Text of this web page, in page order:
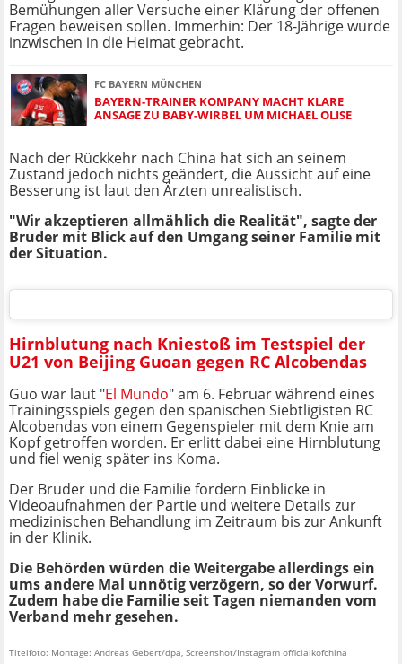
Bemühungen aller Versuche einer Klärung der offenen
Fragen beweisen sollen. Immerhin: Der 18-Jährige wurde
inzwischen in die Heimat gebracht.
FC BAYERN MÜNCHEN
BAYERN-TRAINER KOMPANY MACHT KLARE
ANSAGE ZU BABY-WIRBEL UM MICHAEL OLISE
Nach der Rückkehr nach China hat sich an seinem
Zustand jedoch nichts geändert, die Aussicht auf eine
Besserung ist laut den Ärzten unrealistisch.
"Wir akzeptieren allmählich die Realität", sagte der
Bruder mit Blick auf den Umgang seiner Familie mit
der Situation.
Hirnblutung nach Kniestoß im Testspiel der
U21 von Beijing Guoan gegen RC Alcobendas
Guo war laut "El Mundo" am 6. Februar während eines
Trainingsspiels gegen den spanischen Siebtligisten RC
Alcobendas von einem Gegenspieler mit dem Knie am
Kopf getroffen worden. Er erlitt dabei eine Hirnblutung
und fiel wenig später ins Koma.
Der Bruder und die Familie fordern Einblicke in
Videoaufnahmen der Partie und weitere Details zur
medizinischen Behandlung im Zeitraum bis zur Ankunft
in der Klinik.
Die Behörden würden die Weitergabe allerdings ein
ums andere Mal unnötig verzögern, so der Vorwurf.
Zudem habe die Familie seit Tagen niemanden vom
Verband mehrgesehen.
Titelfoto: Montage: Andreas Gebert/dpa, Screenshot/Instagram officialkofchina